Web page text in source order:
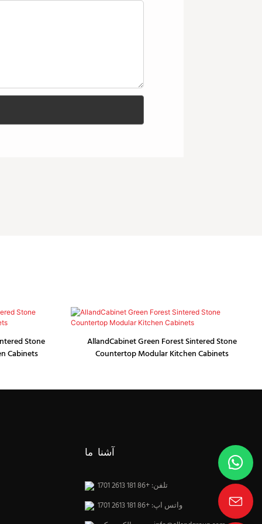
Stone
Cabinets
AllandCabinet Green Forest Sintered Stone
Countertop Modular Kitchen Cabinets
آشنا ما
تلفن: +86 181 2613 1701
واتس اپ: +86 181 2613 1701